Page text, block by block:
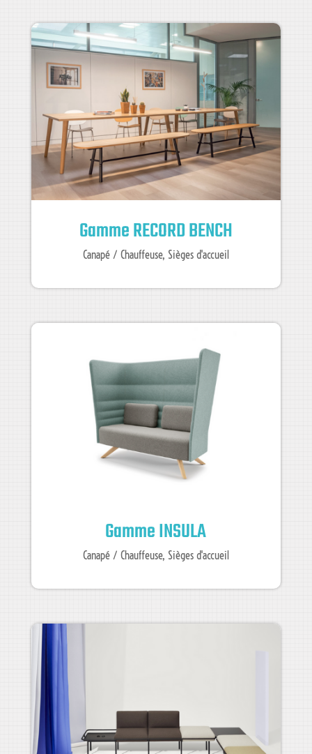
Gamme RECORD BENCH
Canapé / Chauffeuse, Sièges d'accueil
Gamme INSULA
Canapé / Chauffeuse, Sièges d'accueil